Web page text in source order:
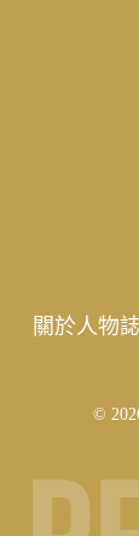
關於人物誌
©